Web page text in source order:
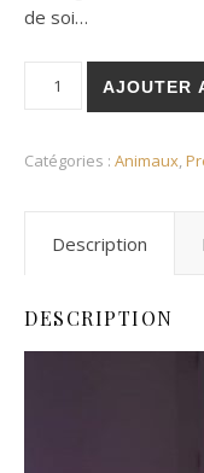
de soi…
AJOUTER
Catégories : Animaux
Description
DESCRIPTION